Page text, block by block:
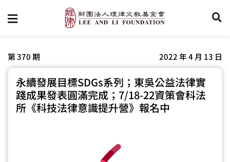
第 370 期 2022 年 4 月 13 日
永續發展目標SDGs系列；東吳公益法律實
踐成果發表圓滿完成；7/18-22資策會科法
所《科技法律意識提升營》報名中